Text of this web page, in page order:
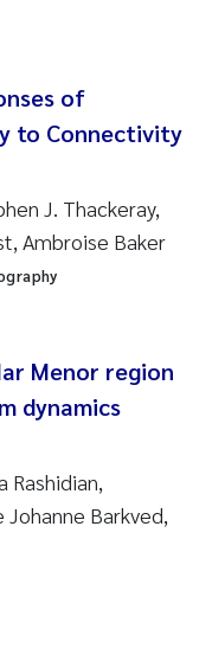
of
to Connectivity
J. Thackeray,
Ambroise Baker
Menor region
dynamics
Rashidian,
Barkved,